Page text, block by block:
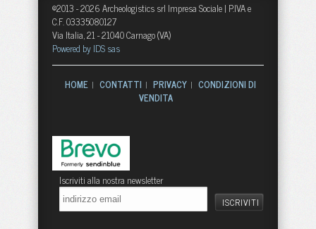
©2013 - 2026 Archeologistics srl Impresa Sociale | P.IVA e
C.F. 03335080127
Via Italia, 21 - 21040 Carnago (VA)
Powered by IDS sas
HOME | CONTATTI | PRIVACY | CONDIZIONI DI
VENDITA
Iscriviti alla nostra newsletter